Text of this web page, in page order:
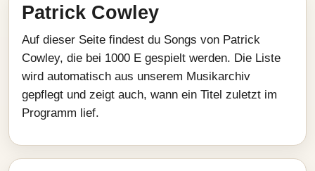
Patrick Cowley
Auf dieser Seite findest du Songs von Patrick
Cowley, die bei 1000 E gespielt werden. Die Liste
wird automatisch aus unserem Musikarchiv
gepflegt und zeigt auch, wann ein Titel zuletzt im
Programm lief.